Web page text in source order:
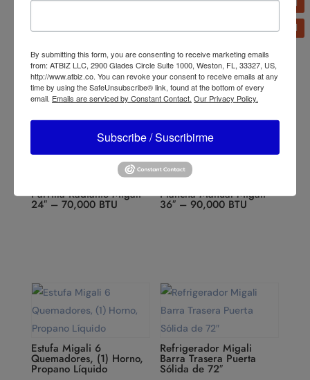
Estufa Migali 4
Refrigerador Migali
Barra Trasera Puerta
Sólida de 60″
Parrilla Radiante Migali
24″ – 70,000 BTU
Plancha Manual Migali
36″ – 90,000 BTU
Estufa Migali 6
Quemadores, (1) Horno,
Propano Líquido
Refrigerador Migali
Barra Trasera Puerta
Sólida de 72″
By submitting this form, you are consenting to receive marketing emails
from: ATBIZ LLC, 2900 Glades Circle Suite 1000, Weston, FL, 33327, US,
http://www.atbiz.co. You can revoke your consent to receive emails at any
time by using the SafeUnsubscribe® link, found at the bottom of every
email. Emails are serviced by Constant Contact. Our Privacy Policy.
Subscribe / Suscribirme